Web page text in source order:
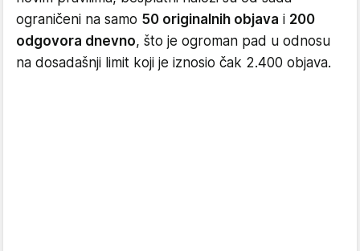
ograničeni na samo 50 originalnih objava i 200
odgovora dnevno, što je ogroman pad u odnosu
na dosadašnji limit koji je iznosio čak 2.400 objava.